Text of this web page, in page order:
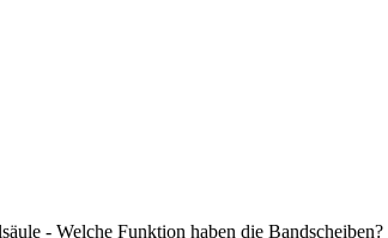
- Welche Funktion haben die Bandscheiben?